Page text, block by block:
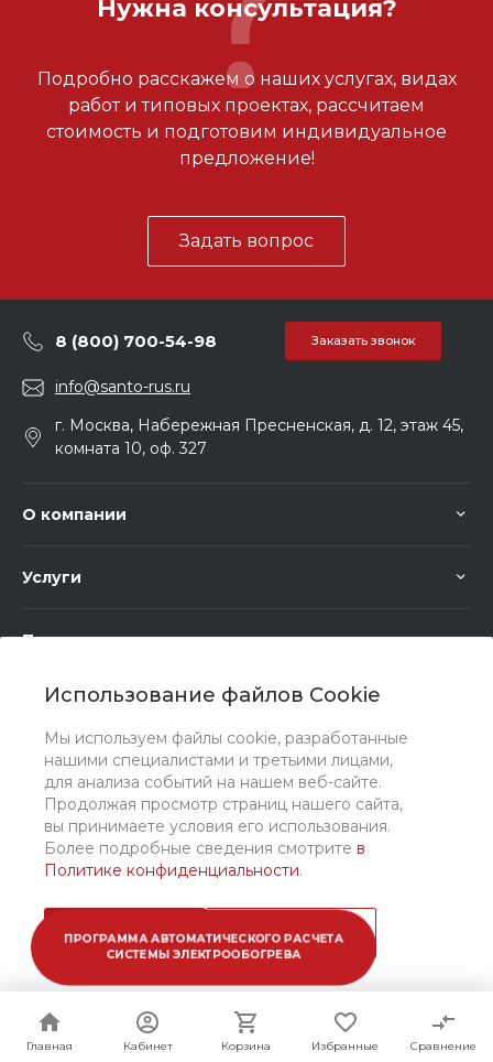
ПРОГРАММА АВТОМАТИЧЕСКОГО РАСЧЕТА
СИСТЕМЫ ЭЛЕКТРООБОГРЕВА
Использование файлов Cookie
Мы используем файлы cookie, разработанные
нашими специалистами и третьими лицами,
для анализа событий на нашем веб-сайте.
Продолжая просмотр страниц нашего сайта,
вы принимаете условия его использования.
Более подробные сведения смотрите в
Политике конфиденциальности.
Принимаю Подробнее
Главная Кабинет Корзина Избранные Сравнение
Главная Кабинет Корзина Избранные Сравнение
Нужна консультация?
Подробно расскажем о наших услугах, видах
работ и типовых проектах, рассчитаем
стоимость и подготовим индивидуальное
предложение!
Задать вопрос
8 (800) 700-54-98 Заказать звонок
info@santo-rus.ru
г. Москва, Набережная Пресненская, д. 12, этаж 45,
комната 10, оф. 327
О компании
Услуги
Помощь
Мы в соц. сетях
© 2026 ООО "Санто Рус", Все права защищены